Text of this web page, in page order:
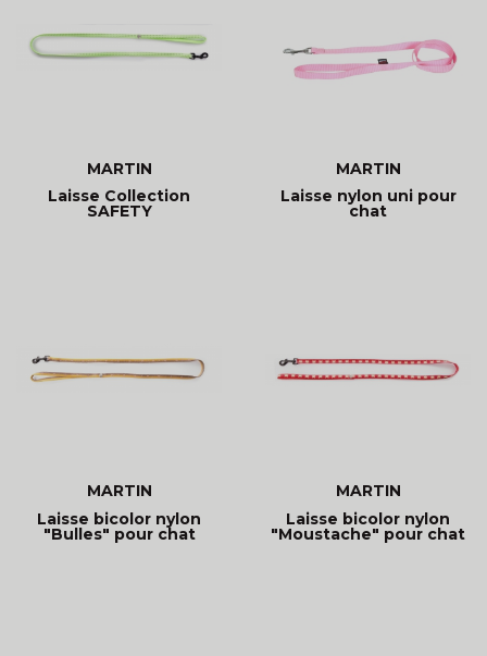
MARTIN
Laisse Collection
SAFETY
MARTIN
Laisse nylon uni pour
chat
MARTIN
Laisse bicolor nylon
"Bulles" pour chat
MARTIN
Laisse bicolor nylon
"Moustache" pour chat